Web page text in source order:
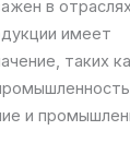
в
имеет
таких
и